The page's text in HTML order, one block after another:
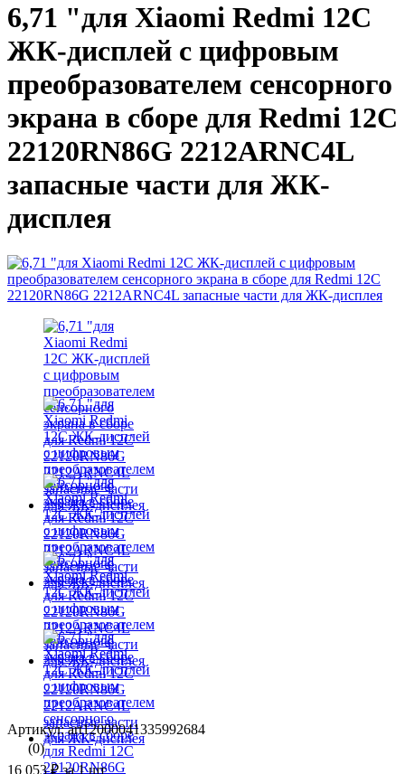
6,71 "для Xiaomi Redmi 12C
ЖК-дисплей с цифровым
преобразователем сенсорного
экрана в сборе для Redmi 12C
22120RN86G 2212ARNC4L
запасные части для ЖК-
дисплея
Артикул: art12000041335992684
(0)
16 053 ₽за 1 шт